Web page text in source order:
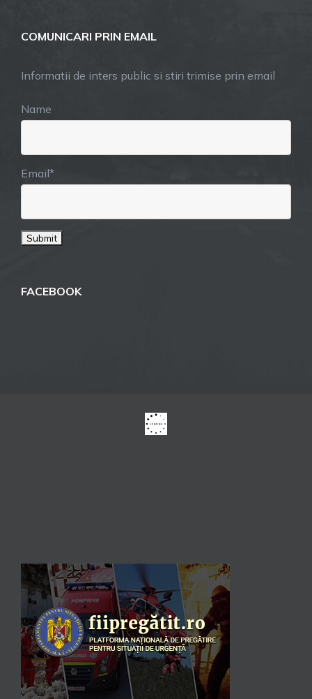
COMUNICARI PRIN EMAIL
Informatii de inters public si stiri trimise prin email
Name
Email*
FACEBOOK